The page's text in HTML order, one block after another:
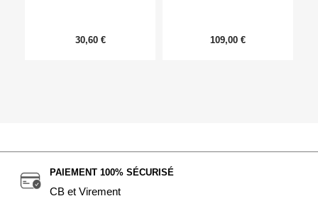
30,60 € 109,00 €
PAIEMENT 100% SÉCURISÉ
CB et Virement